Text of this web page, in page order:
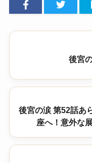
後宮
後宮の涙 第52話あ
座へ！意外な